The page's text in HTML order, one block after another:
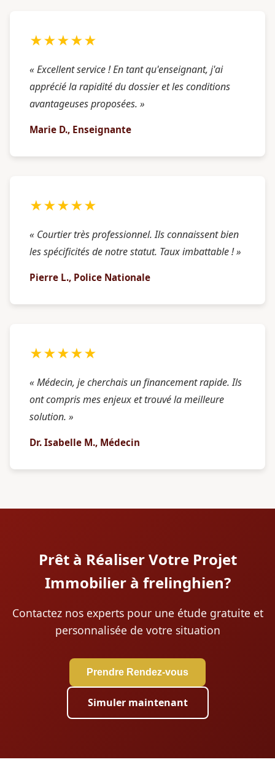
★★★★★
« Excellent service ! En tant qu'enseignant, j'ai
apprécié la rapidité du dossier et les conditions
avantageuses proposées. »
Marie D., Enseignante
★★★★★
« Courtier très professionnel. Ils connaissent bien
les spécificités de notre statut. Taux imbattable ! »
Pierre L., Police Nationale
★★★★★
« Médecin, je cherchais un financement rapide. Ils
ont compris mes enjeux et trouvé la meilleure
solution. »
Dr. Isabelle M., Médecin
Prêt à Réaliser Votre Projet
Immobilier à frelinghien?
Contactez nos experts pour une étude gratuite et
personnalisée de votre situation
Prendre Rendez-vous
Simuler maintenant